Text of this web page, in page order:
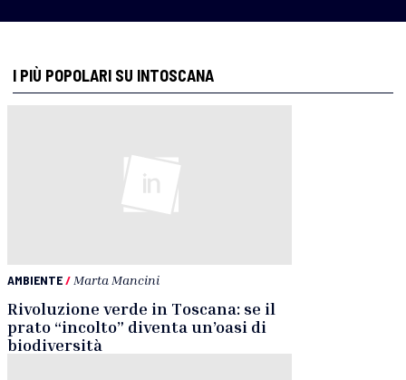
I PIÙ POPOLARI SU INTOSCANA
AMBIENTE/Marta Mancini
Rivoluzione verde in Toscana: se il
prato “incolto” diventa un’oasi di
biodiversità